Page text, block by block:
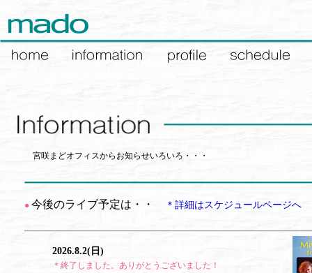
宮咲まどオフィスからお知らせいろいろ・・・
● 今後のライブ予定は・・ ＊詳細はスケジュールページへ
2026.8.2(日)
＊終了しました。ありがとうございました！